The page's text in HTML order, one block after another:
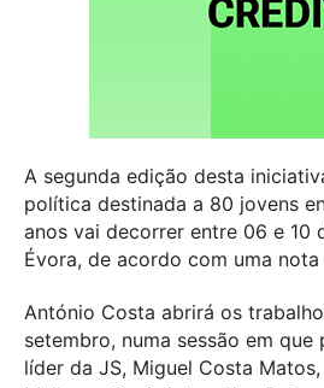
A segunda edição desta
política destinada a 80 jovens
anos vai decorrer entre 06 e 10
Évora, de acordo com uma nota
António Costa abrirá os
setembro, numa sessão em
líder da JS, Miguel Costa